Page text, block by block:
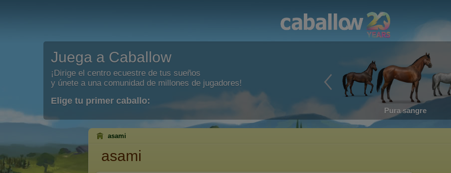
Juega a Caballow
¡Dirige el centro ecuestre de tus sueños
y únete a una comunidad de millones de jugadores!
Elige tu primer caballo:
Pura sangre
asami
asami